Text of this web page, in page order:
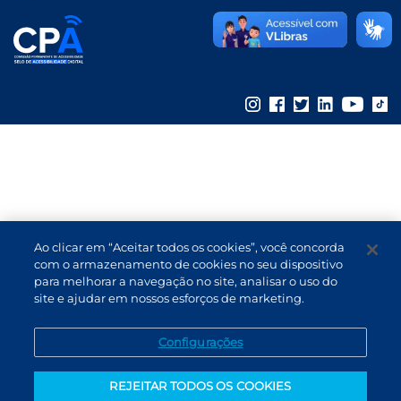
B3
Ao clicar em “Aceitar todos os cookies”, você concorda
com o armazenamento de cookies no seu dispositivo
para melhorar a navegação no site, analisar o uso do
site e ajudar em nossos esforços de marketing.
Configurações
REJEITAR TODOS OS COOKIES